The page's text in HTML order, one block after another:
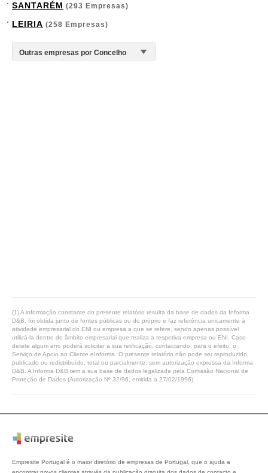
SANTARÉM (293 Empresas)
LEIRIA (258 Empresas)
(1) A informação constante do presente relatório resulta da base de dados da Informa
D&B, foi obtida junto de fontes públicas ou do próprio e faz referência unicamente à
atividade empresarial do ENI ou empresa a que se refere, sendo apenas possível
utilizá-la dentro do âmbito empresarial que realiza a respetiva empresa ou ENI. Caso
detete algum erro poderá solicitar a sua retificação, contactando, para o efeito, o
Serviço de Apoio ao Cliente eInforma. O presente relatório não pode ser reproduzido,
publicado ou redistribuído, total ou parcialmente, sem autorização expressa da Informa
D&B. A Informa D&B tem a sua base de dados legalizada pela Comissão Nacional de
Proteção de Dados (Autorização Nº 32/96, emitida a 27/02/1996).
Empresite Portugal é o maior diretório de empresas de Portugal, que o ajuda a